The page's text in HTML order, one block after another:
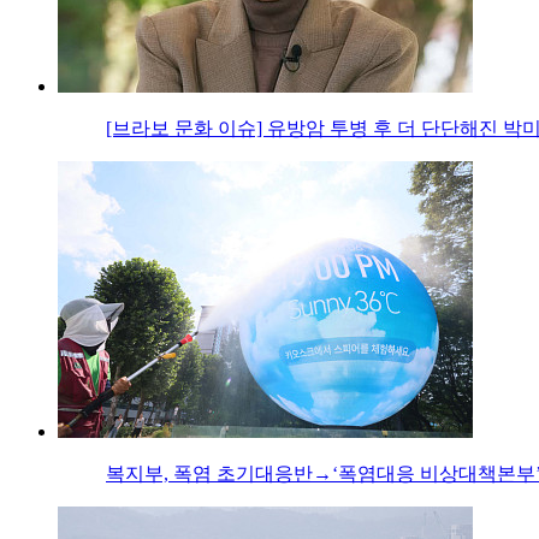
[브라보 문화 이슈] 유방암 투병 후 더 단단해진 박
복지부, 폭염 초기대응반→‘폭염대응 비상대책본부